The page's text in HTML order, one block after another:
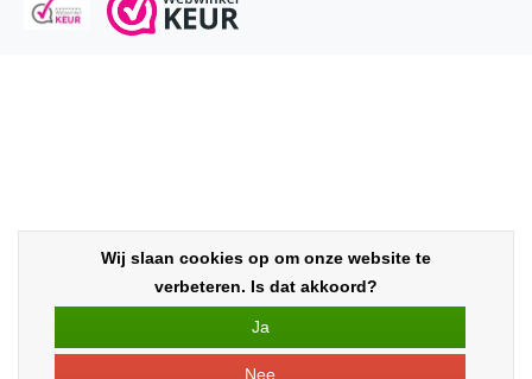
Wij slaan cookies op om onze website te
verbeteren. Is dat akkoord?
Ja
Nee